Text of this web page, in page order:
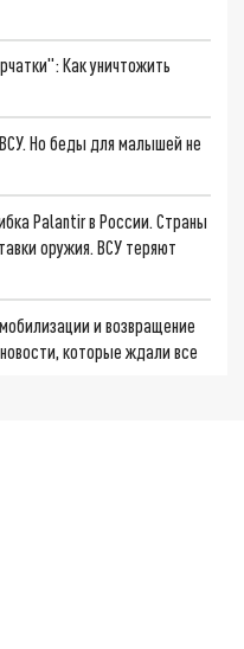
Как уничтожить
Но беды для малышей не
Palantir в России. Страны
оружия. ВСУ теряют
и возвращение
которые ждали все